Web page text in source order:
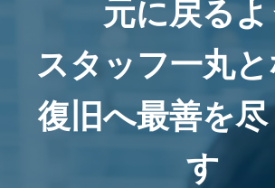
元に戻る
スタッフ一丸
復旧へ最善を
す